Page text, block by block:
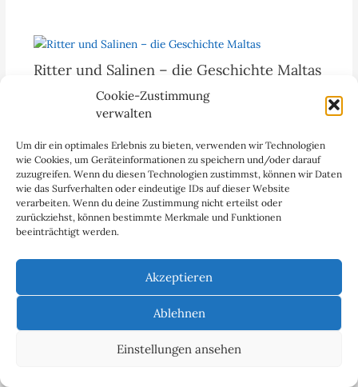
Cookie-Zustimmung
verwalten
Um dir ein optimales Erlebnis zu bieten, verwenden wir Technologien
wie Cookies, um Geräteinformationen zu speichern und/oder darauf
zuzugreifen. Wenn du diesen Technologien zustimmst, können wir Daten
wie das Surfverhalten oder eindeutige IDs auf dieser Website
verarbeiten. Wenn du deine Zustimmung nicht erteilst oder
zurückziehst, können bestimmte Merkmale und Funktionen
beeinträchtigt werden.
Akzeptieren
Ablehnen
Einstellungen ansehen
Ritter und Salinen – die Geschichte Maltas
Typisch für das Kleinod im Mittelmeer ist der
ockerfarbene bis sandbraune Kalbsandstein, er ist der
Bauwerken…
Großen
Kaiser Konstantin der Große ist eine der bedeutendsten
Figuren für die Etablierung der christlichen Zivilisation,
er wurde in Niš geboren.